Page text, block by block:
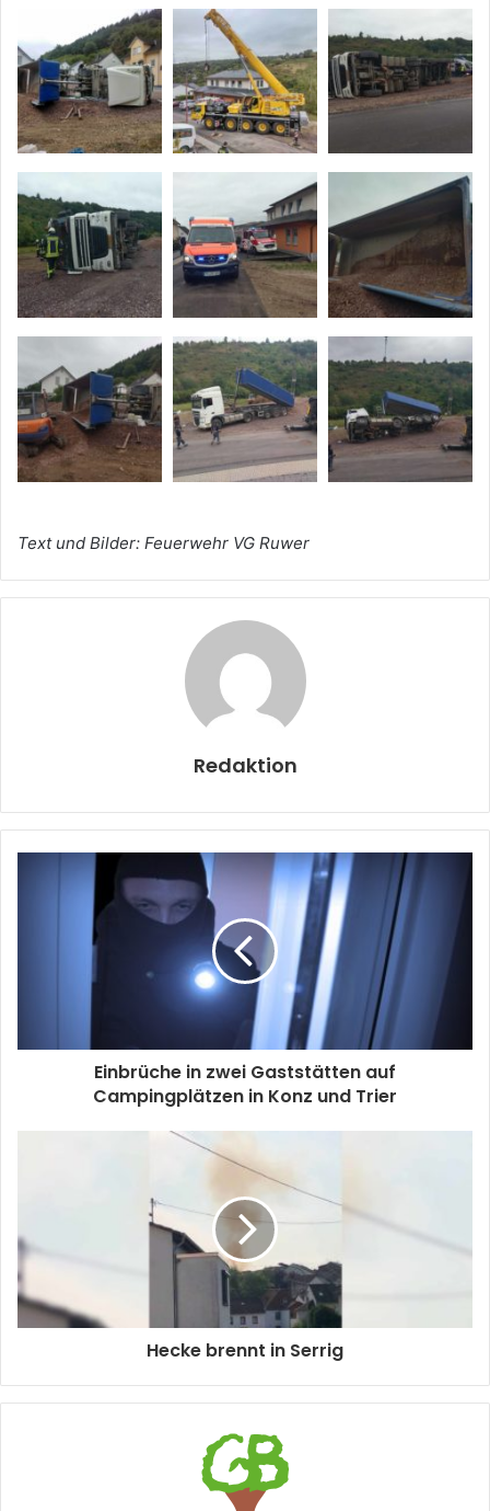
Text und Bilder: Feuerwehr VG Ruwer
Redaktion
Einbrüche in zwei Gaststätten auf
Campingplätzen in Konz und Trier
Hecke brennt in Serrig